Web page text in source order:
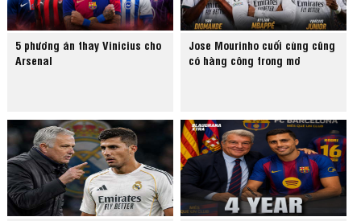
5 phương án thay Vinicius cho
Arsenal
Jose Mourinho cuối cùng cũng
có hàng công trong mơ